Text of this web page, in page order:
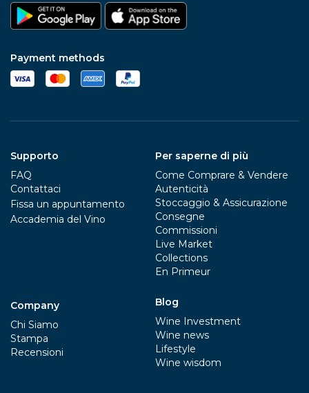
Payment methods
Supporto
FAQ
Contattaci
Fissa un appuntamento
Accademia del Vino
Company
Chi Siamo
Stampa
Recensioni
Per saperne di più
Come Comprare & Vendere
Autenticità
Stoccaggio & Assicurazione
Consegne
Commissioni
Live Market
Collections
En Primeur
Blog
Wine Investment
Wine news
Lifestyle
Wine wisdom